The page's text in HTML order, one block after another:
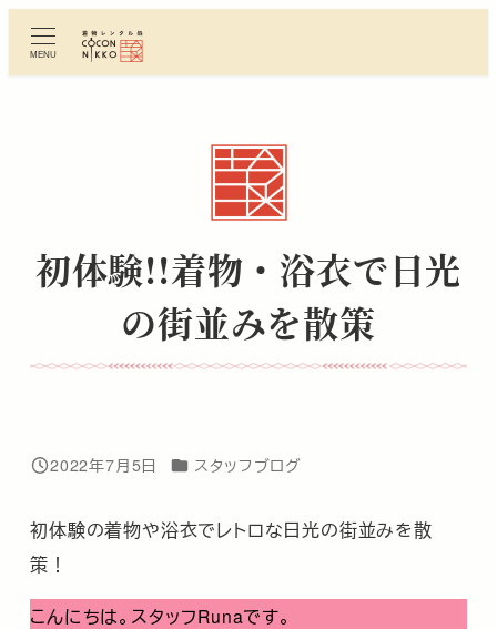
ン
MENU
初体験!!着物・浴衣で日光
の街並みを散策
投稿日
2022年7月5日 カテゴリー
スタッフブログ
初体験の着物や浴衣でレトロな日光の街並みを散
策！
こんにちは。スタッフRunaです。